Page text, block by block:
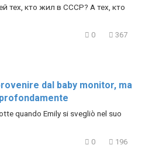
тех, кто жил в СССР? А тех, кто
0 367
dal baby monitor, ma
quando Emily si svegliò nel suo
0 196